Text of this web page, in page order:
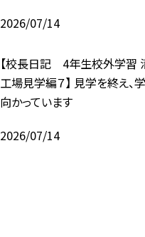
2026/07/14
【校長日記 4年生校外学習
工場見学編７】 見学を終え、
向かっています
2026/07/14